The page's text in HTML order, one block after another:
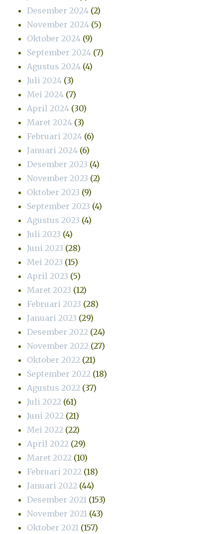
Desember 2024 (2)
November 2024 (5)
Oktober 2024 (9)
September 2024 (7)
Agustus 2024 (4)
Juli 2024 (3)
Mei 2024 (7)
April 2024 (30)
Maret 2024 (3)
Februari 2024 (6)
Januari 2024 (6)
Desember 2023 (4)
November 2023 (2)
Oktober 2023 (9)
September 2023 (4)
Agustus 2023 (4)
Juli 2023 (4)
Juni 2023 (28)
Mei 2023 (15)
April 2023 (5)
Maret 2023 (12)
Februari 2023 (28)
Januari 2023 (29)
Desember 2022 (24)
November 2022 (27)
Oktober 2022 (21)
September 2022 (18)
Agustus 2022 (37)
Juli 2022 (61)
Juni 2022 (21)
Mei 2022 (22)
April 2022 (29)
Maret 2022 (10)
Februari 2022 (18)
Januari 2022 (44)
Desember 2021 (153)
November 2021 (43)
Oktober 2021 (157)